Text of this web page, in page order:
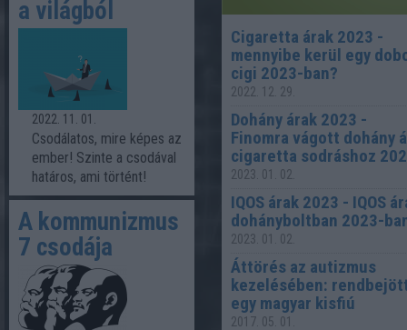
a világból
2022. 11. 01.
Csodálatos, mire képes az
ember! Szinte a csodával
határos, ami történt!
A kommunizmus
7 csodája
Cigaretta árak 2023 -
mennyibe kerül egy
cigi 2023-ban?
2022. 12. 29.
Dohány árak 2023 -
Finomra vágott dohány
cigaretta sodráshoz
2023. 01. 02.
IQOS árak 2023 - IQOS
dohányboltban 2023-
2023. 01. 02.
Áttörés az autizmus
kezelésében:
egy magyar kisfiú
2017. 05. 01.